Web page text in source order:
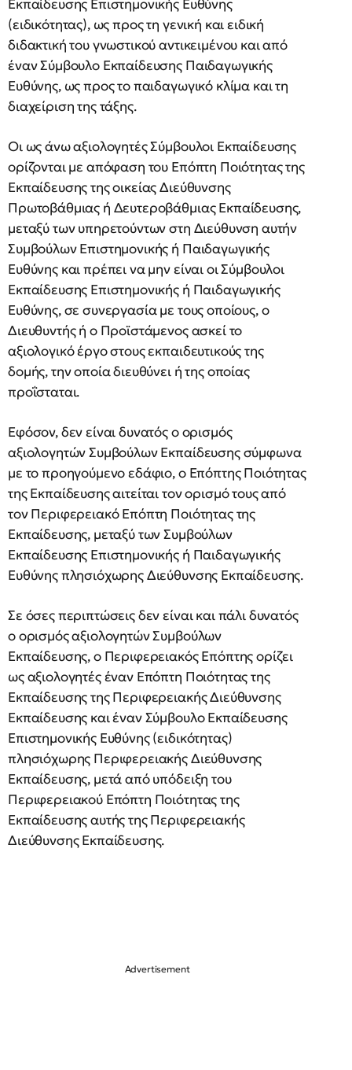
Εκπαίδευσης Επιστημονικής Ευθύνης
(ειδικότητας), ως προς τη γενική και ειδική
διδακτική του γνωστικού αντικειμένου και από
έναν Σύμβουλο Εκπαίδευσης Παιδαγωγικής
Ευθύνης, ως προς το παιδαγωγικό κλίμα και τη
διαχείριση της τάξης.
Οι ως άνω αξιολογητές Σύμβουλοι Εκπαίδευσης
ορίζονται με απόφαση του Επόπτη Ποιότητας της
Εκπαίδευσης της οικείας Διεύθυνσης
Πρωτοβάθμιας ή Δευτεροβάθμιας Εκπαίδευσης,
μεταξύ των υπηρετούντων στη Διεύθυνση αυτήν
Συμβούλων Επιστημονικής ή Παιδαγωγικής
Ευθύνης και πρέπει να μην είναι οι Σύμβουλοι
Εκπαίδευσης Επιστημονικής ή Παιδαγωγικής
Ευθύνης, σε συνεργασία με τους οποίους, ο
Διευθυντής ή ο Προϊστάμενος ασκεί το
αξιολογικό έργο στους εκπαιδευτικούς της
δομής, την οποία διευθύνει ή της οποίας
προΐσταται.
Εφόσον, δεν είναι δυνατός ο ορισμός
αξιολογητών Συμβούλων Εκπαίδευσης σύμφωνα
με το προηγούμενο εδάφιο, ο Επόπτης Ποιότητας
της Εκπαίδευσης αιτείται τον ορισμό τους από
τον Περιφερειακό Επόπτη Ποιότητας της
Εκπαίδευσης, μεταξύ των Συμβούλων
Εκπαίδευσης Επιστημονικής ή Παιδαγωγικής
Ευθύνης πλησιόχωρης Διεύθυνσης Εκπαίδευσης.
Σε όσες περιπτώσεις δεν είναι και πάλι δυνατός
ο ορισμός αξιολογητών Συμβούλων
Εκπαίδευσης, ο Περιφερειακός Επόπτης ορίζει
ως αξιολογητές έναν Επόπτη Ποιότητας της
Εκπαίδευσης της Περιφερειακής Διεύθυνσης
Εκπαίδευσης και έναν Σύμβουλο Εκπαίδευσης
Επιστημονικής Ευθύνης (ειδικότητας)
πλησιόχωρης Περιφερειακής Διεύθυνσης
Εκπαίδευσης, μετά από υπόδειξη του
Περιφερειακού Επόπτη Ποιότητας της
Εκπαίδευσης αυτής της Περιφερειακής
Διεύθυνσης Εκπαίδευσης.